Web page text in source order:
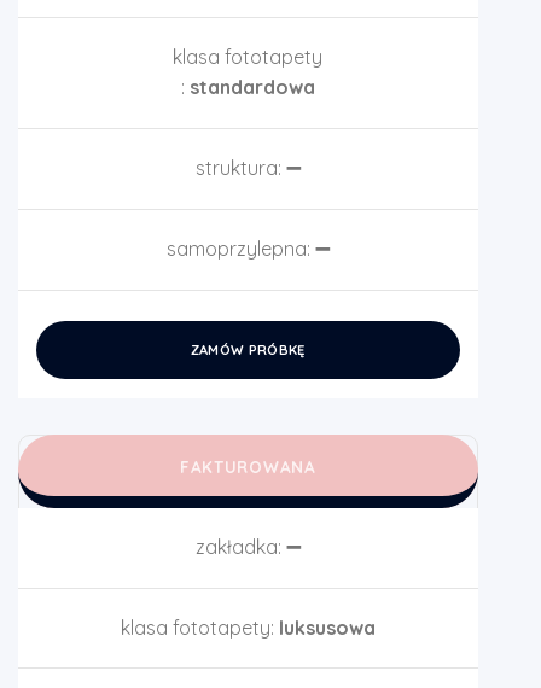
klasa fototapety
: standardowa
struktura: ➖
samoprzylepna: ➖
ZAMÓW PRÓBKĘ
FAKTUROWANA
zakładka: ➖
klasa fototapety: luksusowa